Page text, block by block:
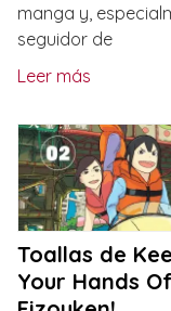
manga y,
seguidor de
Leer más
Toallas de
Your Hands